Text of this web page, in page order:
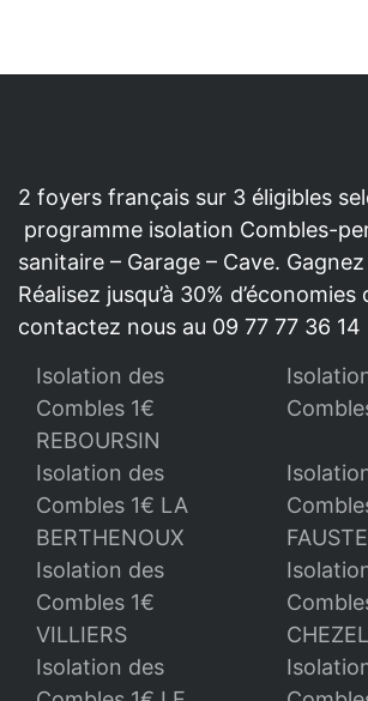
2 foyers français sur 3 éligibles
programme isolation Combles-
sanitaire – Garage – Cave.
Réalisez jusqu’à 30% d’économies
contactez nous au 09 77 77 36 14
Isolation des
Combles 1€
REBOURSIN
Isolation des
Combles 1€ LA
BERTHENOUX
FAUSTE
Isolation des
Combles 1€
VILLIERS
Isolation des